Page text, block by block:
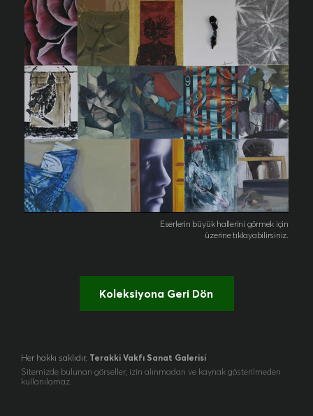
Eserlerin büyük hallerini görmek için
üzerine tıklayabilirsiniz.
Koleksiyona Geri Dön
Her hakkı saklıdır. Terakki Vakfı Sanat Galerisi
Sitemizde bulunan görseller, izin alınmadan ve kaynak gösterilmeden
kullanılamaz.